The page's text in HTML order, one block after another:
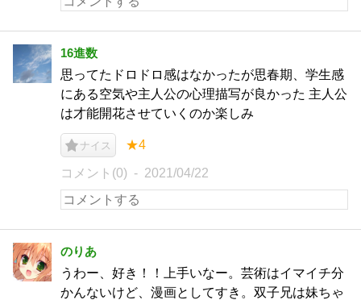
16進数
思ってたドロドロ感はなかったが思春期、学生感
にある空気や主人公の心理描写が良かった 主人公
は才能開花させていくのか楽しみ
ナイス ★4
コメント(0) 2021/04/22
のりあ
うわー、好き！！上手いなー。芸術はイマイチ分
かんないけど、漫画としてすき。双子兄は妹ちゃ